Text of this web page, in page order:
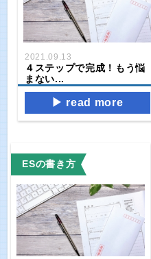
2021.09.13
４ステップで完成！もう悩
まない...
read more
ESの書き方